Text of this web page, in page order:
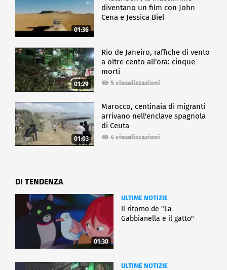
01:36
diventano un film con John
Cena e Jessica Biel
01:29
Rio de Janeiro, raffiche di vento
a oltre cento all'ora: cinque
morti
5 visualizzazioni
01:03
Marocco, centinaia di migranti
arrivano nell'enclave spagnola
di Ceuta
4 visualizzazioni
DI TENDENZA
01:30
ULTIME NOTIZIE
Il ritorno de "La
Gabbianella e il gatto"
ULTIME NOTIZIE